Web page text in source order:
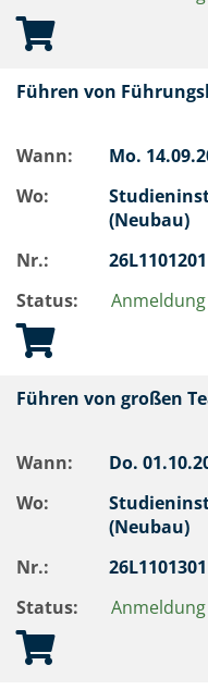
Führen von
Wann: Mo.
Wo:
(Neubau)
Nr.:
26L1101201
Status:
Führen von großen
Wann: Do.
Wo:
(Neubau)
Nr.:
26L1101301
Status: